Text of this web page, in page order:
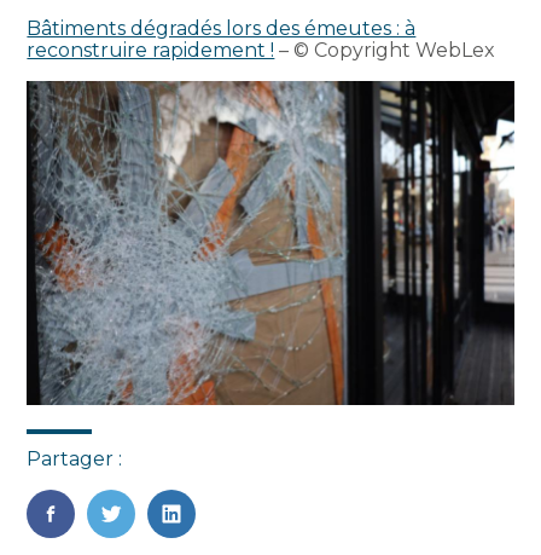
Bâtiments dégradés lors des émeutes : à
reconstruire rapidement ! – © Copyright WebLex
Partager :
FaceBook
TwitterLinkedIn